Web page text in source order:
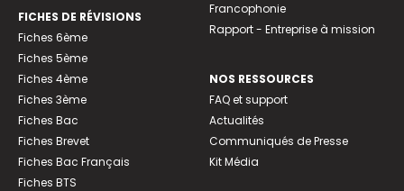
FICHES DE RÉVISIONS
Fiches 6ème
Fiches 5ème
Fiches 4ème
Fiches 3ème
Fiches Bac
Fiches Brevet
Fiches Bac Français
Fiches BTS
Francophonie
Rapport - Entreprise à mission
NOS RESSOURCES
FAQ et support
Actualités
Communiqués de Presse
Kit Média